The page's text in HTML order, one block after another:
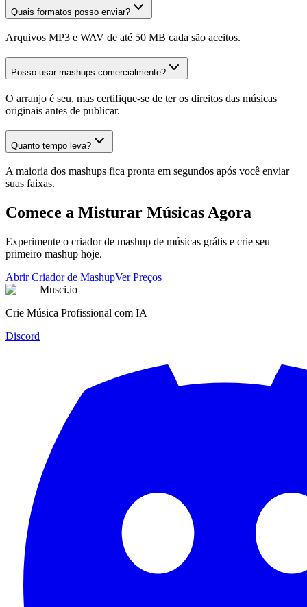
Quais formatos posso enviar?
Arquivos MP3 e WAV de até 50 MB cada são aceitos.
Posso usar mashups comercialmente?
O arranjo é seu, mas certifique-se de ter os direitos das músicas
originais antes de publicar.
Quanto tempo leva?
A maioria dos mashups fica pronta em segundos após você enviar
suas faixas.
Comece a Misturar Músicas Agora
Experimente o criador de mashup de músicas grátis e crie seu
primeiro mashup hoje.
Abrir Criador de MashupVer Preços
Musci.io
Crie Música Profissional com IA
Discord